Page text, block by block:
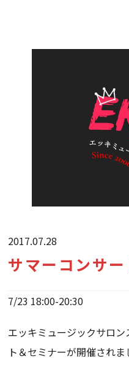
2017.07.28
サマーコンサ
7/23 18:00-20:30
エッキミュージックサロ
ト＆セミナーが開催されま